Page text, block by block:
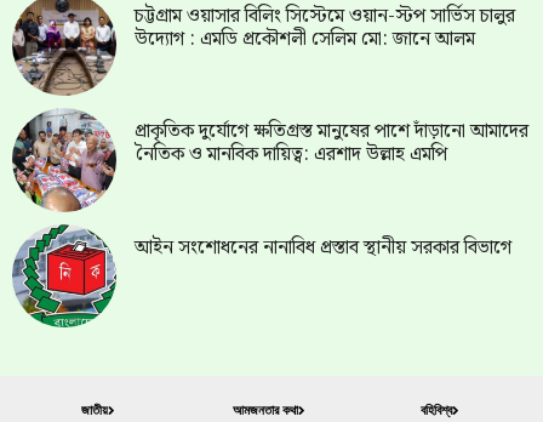
চট্টগ্রাম ওয়াসার বিলিং সিস্টেমে ওয়ান-স্টপ সার্ভিস চালুর
উদ্যোগ : এমডি প্রকৌশলী সেলিম মো: জানে আলম
প্রাকৃতিক দুর্যোগে ক্ষতিগ্রস্ত মানুষের পাশে দাঁড়ানো আমাদের
নৈতিক ও মানবিক দায়িত্ব: এরশাদ উল্লাহ এমপি
আইন সংশোধনের নানাবিধ প্রস্তাব স্থানীয় সরকার বিভাগে
জাতীয় আমজনতার কথা বহিবিশ্ব